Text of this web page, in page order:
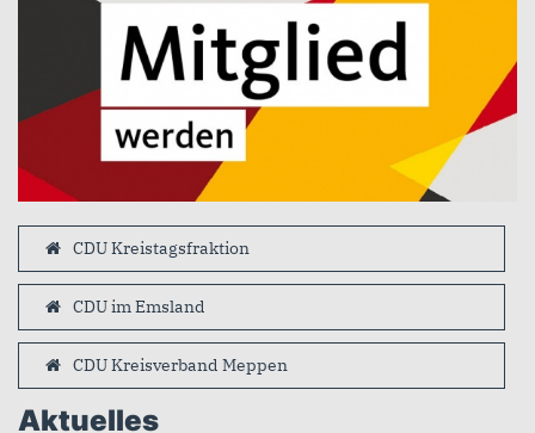
CDU Kreistagsfraktion
CDU im Emsland
CDU Kreisverband Meppen
Aktuelles